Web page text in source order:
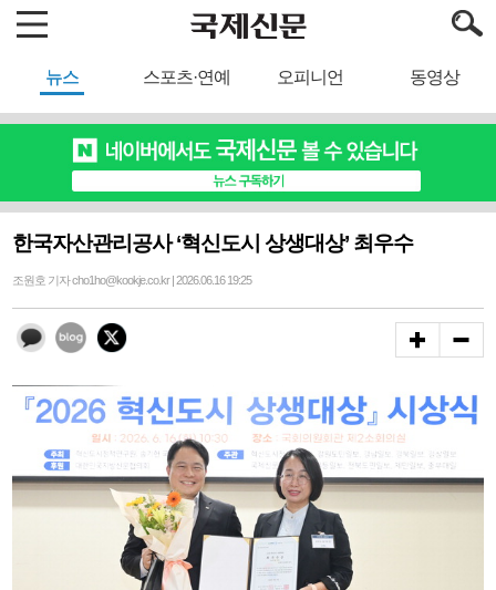
뉴스 스포츠·연예 오피니언 동영상
한국자산관리공사 ‘혁신도시 상생대상’ 최우수
조원호 기자 cho1ho@kookje.co.kr | 2026.06.16 19:25